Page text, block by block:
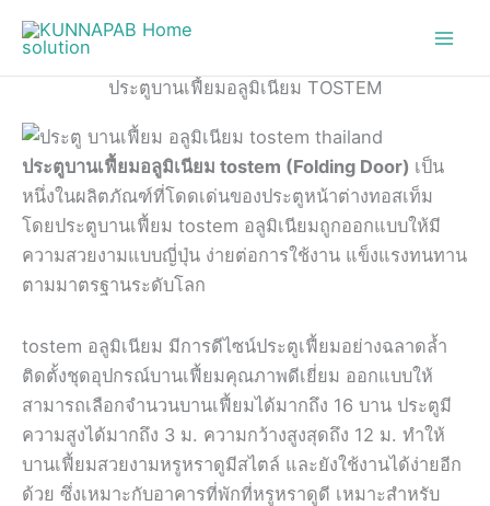
content
ประตูบานเฟี้ยมอลูมิเนียม TOSTEM
ประตูบานเฟี้ยมอลูมิเนียม tostem (Folding Door) เป็น
หนึ่งในผลิตภัณฑ์ที่โดดเด่นของประตูหน้าต่างทอสเท็ม
โดยประตูบานเฟี้ยม tostem อลูมิเนียมถูกออกแบบให้มี
ความสวยงามแบบญี่ปุ่น ง่ายต่อการใช้งาน แข็งแรงทนทาน
ตามมาตรฐานระดับโลก
tostem อลูมิเนียม มีการดีไซน์ประตูเฟี้ยมอย่างฉลาดล้ำ
ติดตั้งชุดอุปกรณ์บานเฟี้ยมคุณภาพดีเยี่ยม ออกแบบให้
สามารถเลือกจำนวนบานเฟี้ยมได้มากถึง 16 บาน ประตูมี
ความสูงได้มากถึง 3 ม. ความกว้างสูงสุดถึง 12 ม. ทำให้
บานเฟี้ยมสวยงามหรูหราดูมีสไตล์ และยังใช้งานได้ง่ายอีก
ด้วย ซึ่งเหมาะกับอาคารที่พักที่หรูหราดูดี เหมาะสำหรับ